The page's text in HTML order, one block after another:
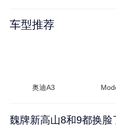
车型推荐
奥迪A3
魏牌新高山8和9都换